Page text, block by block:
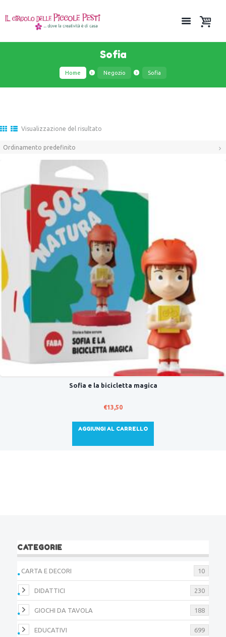
Sofia
Home Negozio Sofia
Visualizzazione del risultato
Sofia e la bicicletta magica
€13,50
AGGIUNGI AL CARRELLO
CATEGORIE
CARTA E DECORI 10
DIDATTICI 230
GIOCHI DA TAVOLA 188
EDUCATIVI 699